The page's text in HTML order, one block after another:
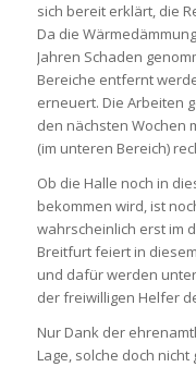
sich bereit erklärt, die
Da die
Jahren Schaden
Bereiche entfernt
erneuert. Die Arbeiten
den nächsten Wochen
(im unteren Bereich)
Ob die Halle noch in
bekommen wird, ist
wahrscheinlich erst im
Breitfurt feiert in
und dafür werden
der freiwilligen Helfer
Nur Dank der
Lage, solche doch